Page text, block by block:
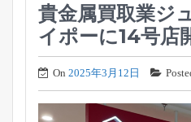
貴金属買取業ジ
イポーに14号店
On 2025年3月12日